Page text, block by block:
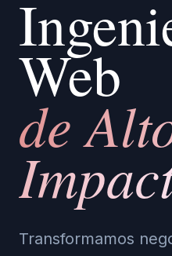
Web
de
Transformamos